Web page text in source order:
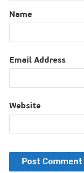
Name
Email Address
Website